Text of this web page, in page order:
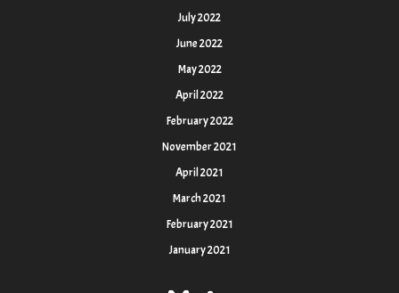
July 2022
June 2022
May 2022
April 2022
February 2022
November 2021
April 2021
March 2021
February 2021
January 2021